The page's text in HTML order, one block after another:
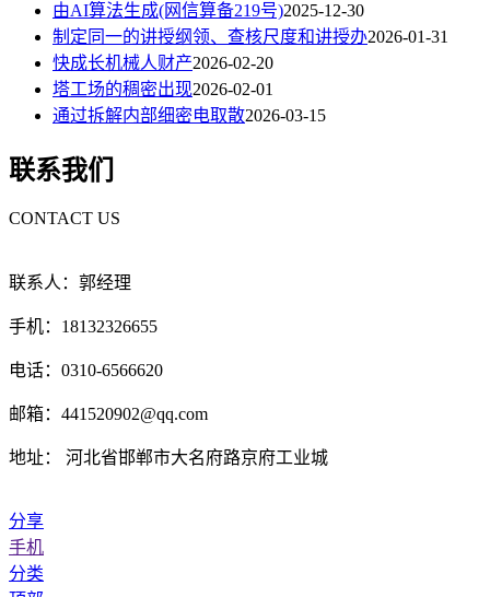
由AI算法生成(网信算备219号)2025-12-30
制定同一的讲授纲领、查核尺度和讲授办2026-01-31
快成长机械人财产2026-02-20
塔工场的稠密出现2026-02-01
通过拆解内部细密电取散2026-03-15
联系我们
CONTACT US
联系人：郭经理
手机：18132326655
电话：0310-6566620
邮箱：441520902@qq.com
地址： 河北省邯郸市大名府路京府工业城
分享
手机
分类